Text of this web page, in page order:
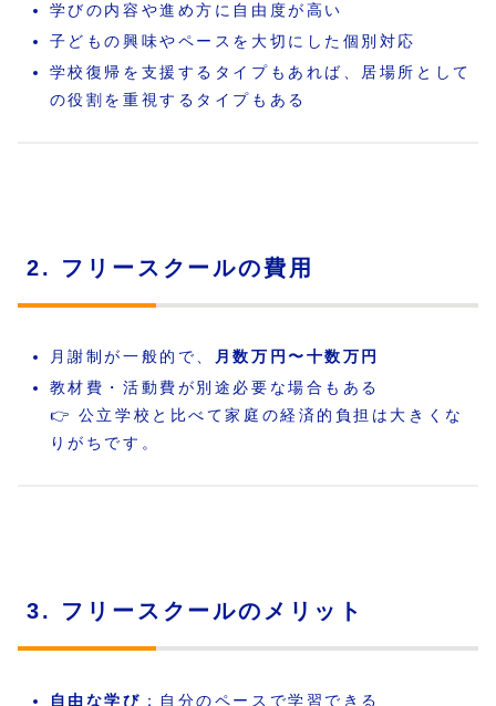
学びの内容や進め方に自由度が高い
子どもの興味やペースを大切にした個別対応
学校復帰を支援するタイプもあれば、居場所として
の役割を重視するタイプもある
2. フリースクールの費用
月謝制が一般的で、
月数万円〜十数万円
教材費・活動費が別途必要な場合もある
👉 公立学校と比べて家庭の経済的負担は大きくな
りがちです。
3. フリースクールのメリット
自由な学び ：自分のペースで学習できる